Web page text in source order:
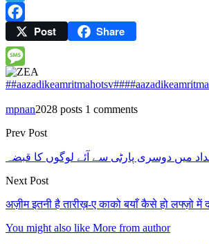
Telegram
Facebook
Post Share
Message
##aazadikeamritmahotsv##
mpnan2028 posts 1 comments
Prev Post
میں دوسری پارٹی سے آئے لوگوں کا قبضہ
Next Post
अज़ीम इतनी है तारीख़-ए काको बयाँ कैसे हो लफ्ज़ो में
You might also like More from author